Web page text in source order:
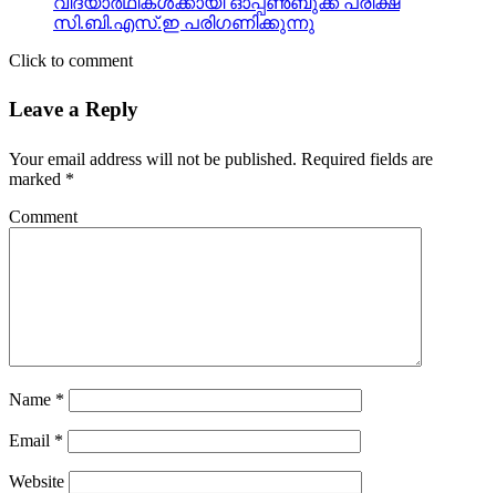
സി.ബി.എസ്.ഇ പരിഗണിക്കുന്നു
Click to comment
Leave a Reply
Your email address will not be published. Required fields are
marked *
Comment
Name *
Email *
Website